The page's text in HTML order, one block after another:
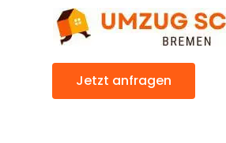
Jetzt anfragen